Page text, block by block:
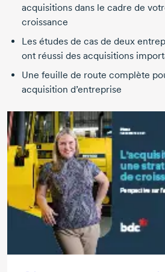
acquisitions dans le cadre de
croissance
Les études de cas de deux
ont réussi des acquisitions
Une feuille de route complète
acquisition d’entreprise